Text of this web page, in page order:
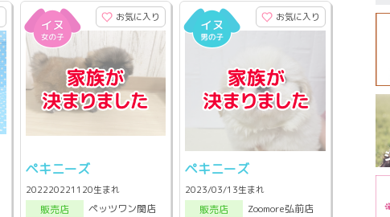
お気に入り
ペキニーズ
202220221120生まれ
販売店
ペッツワン関店
お気に入り
ペキニーズ
2023/03/13生まれ
販売店
Zoomore弘前店